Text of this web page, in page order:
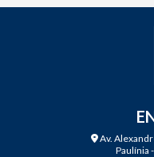
Av.
Paulínia